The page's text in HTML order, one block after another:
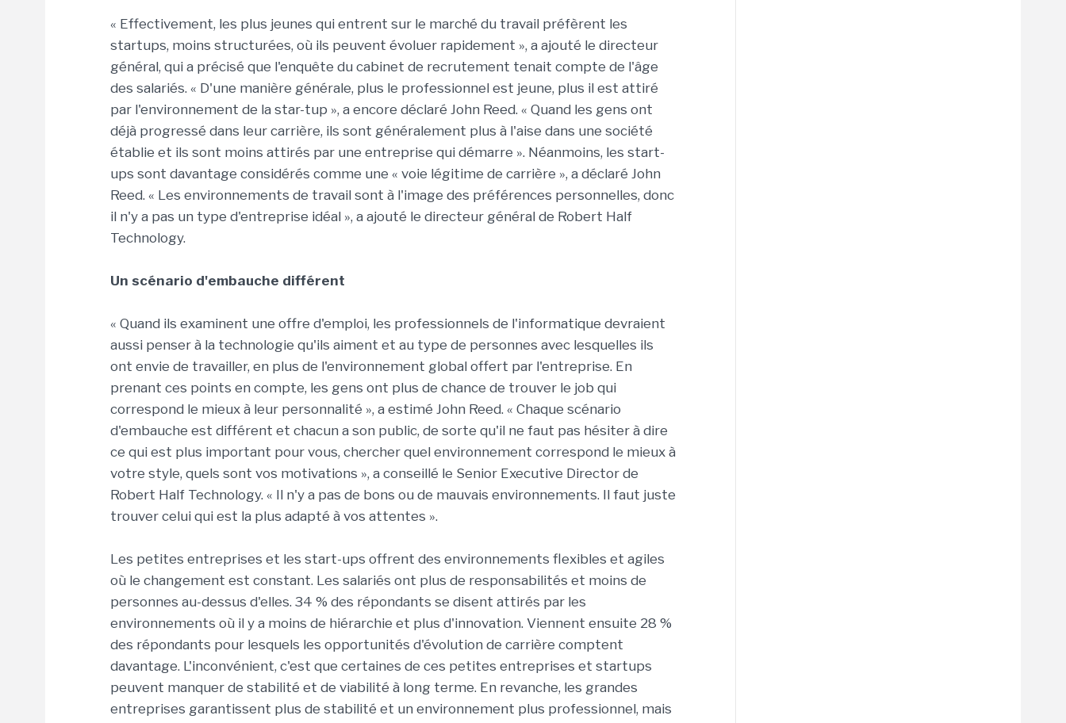
« Effectivement, les plus jeunes qui entrent sur le marché du travail préfèrent les
startups, moins structurées, où ils peuvent évoluer rapidement », a ajouté le directeur
général, qui a précisé que l'enquête du cabinet de recrutement tenait compte de l'âge
des salariés. « D'une manière générale, plus le professionnel est jeune, plus il est attiré
par l'environnement de la star-tup », a encore déclaré John Reed. « Quand les gens ont
déjà progressé dans leur carrière, ils sont généralement plus à l'aise dans une société
établie et ils sont moins attirés par une entreprise qui démarre ». Néanmoins, les start-
ups sont davantage considérés comme une « voie légitime de carrière », a déclaré John
Reed. « Les environnements de travail sont à l'image des préférences personnelles, donc
il n'y a pas un type d'entreprise idéal », a ajouté le directeur général de Robert Half
Technology.
Un scénario d'embauche différent
« Quand ils examinent une offre d'emploi, les professionnels de l'informatique devraient
aussi penser à la technologie qu'ils aiment et au type de personnes avec lesquelles ils
ont envie de travailler, en plus de l'environnement global offert par l'entreprise. En
prenant ces points en compte, les gens ont plus de chance de trouver le job qui
correspond le mieux à leur personnalité », a estimé John Reed. « Chaque scénario
d'embauche est différent et chacun a son public, de sorte qu'il ne faut pas hésiter à dire
ce qui est plus important pour vous, chercher quel environnement correspond le mieux à
votre style, quels sont vos motivations », a conseillé le Senior Executive Director de
Robert Half Technology. « Il n'y a pas de bons ou de mauvais environnements. Il faut juste
trouver celui qui est la plus adapté à vos attentes ».
Les petites entreprises et les start-ups offrent des environnements flexibles et agiles
où le changement est constant. Les salariés ont plus de responsabilités et moins de
personnes au-dessus d'elles. 34 % des répondants se disent attirés par les
environnements où il y a moins de hiérarchie et plus d'innovation. Viennent ensuite 28 %
des répondants pour lesquels les opportunités d'évolution de carrière comptent
davantage. L'inconvénient, c'est que certaines de ces petites entreprises et startups
peuvent manquer de stabilité et de viabilité à long terme. En revanche, les grandes
entreprises garantissent plus de stabilité et un environnement plus professionnel, mais